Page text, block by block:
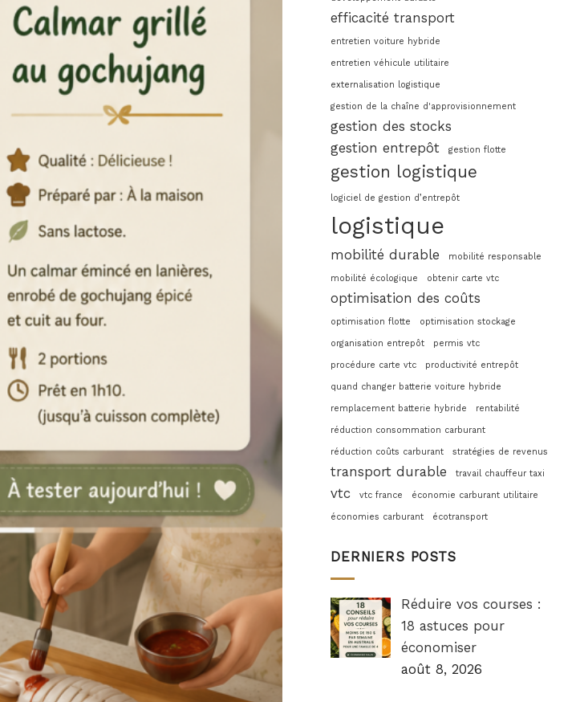
efficacité transport
entretien voiture hybride
entretien véhicule utilitaire
externalisation logistique
gestion de la chaîne d'approvisionnement
gestion des stocks
gestion entrepôt
gestion flotte
gestion logistique
logiciel de gestion d’entrepôt
logistique
mobilité durable mobilité responsable
mobilité écologique obtenir carte vtc
optimisation des coûts
optimisation flotte optimisation stockage
organisation entrepôt permis vtc
procédure carte vtc productivité entrepôt
quand changer batterie voiture hybride
remplacement batterie hybride rentabilité
réduction consommation carburant
réduction coûts carburant stratégies de revenus
transport durable travail chauffeur taxi
vtc vtc france économie carburant utilitaire
économies carburant écotransport
DERNIERS POSTS
Réduire vos courses :
18 astuces pour
économiser
août 8, 2026